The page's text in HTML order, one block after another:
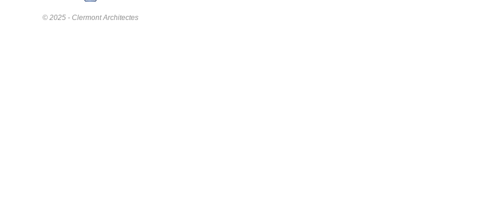
© 2025 - Clermont Architectes